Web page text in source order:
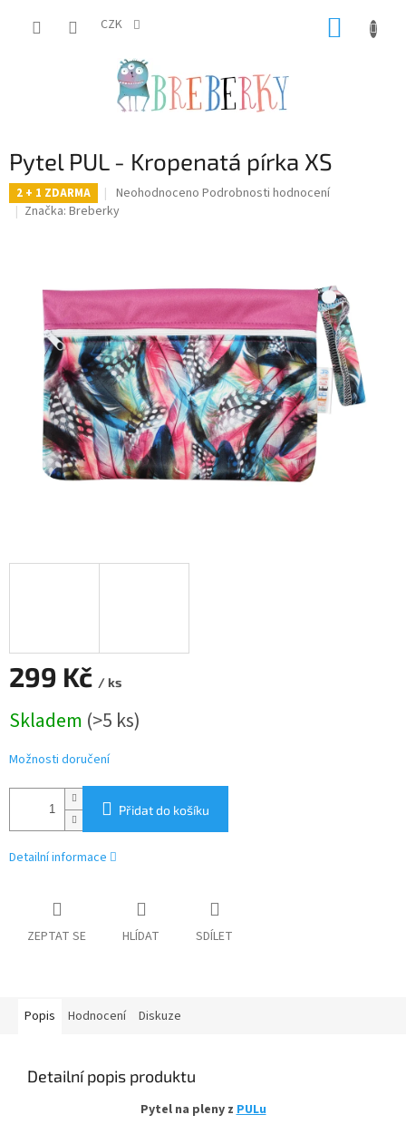
CZK
Pytel PUL - Kropenatá pírka XS
2 + 1 ZDARMA
Průměrné
hodnocení
5
hvězdiček.
Neohodnoceno Podrobnosti hodnocení
Značka: Breberky
299 Kč / ks
cena:
Skladem (>5 ks)
Možnosti doručení
Přidat do košíku
Detailní informace
ZEPTAT SE HLÍDAT SDÍLET
Popis Hodnocení Diskuze
Detailní popis produktu
Pytel na pleny zPULu